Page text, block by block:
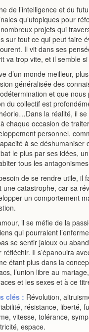
de l’intelligence et du
qu’utopiques pour
projets qui
sur tout ce qui peut faire
Il vit dans ses
va trop vite, et il semble
d’un monde meilleur,
généralisée des
et que
du collectif est
la réalité, il se
chaque occasion de
personnel,
à se déshumaniser
le plus par ses idées,
tous les
de se rendre utile, il
une catastrophe, car sa
un comportement
il se méfie de la
qui pourraient
se sentir jaloux ou
réfléchir. Il s’épanouira
étant plus dans la
l’union libre au
et les sexes et à ce
clés : Révolution,
résistance, liberté,
vitesse, tolérance,
espace.